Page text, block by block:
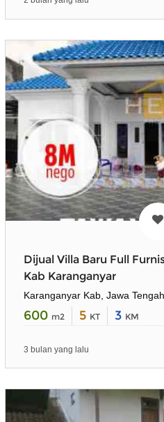
Dijual Villa Baru Full
Kab Karanganyar
Karanganyar Kab, Jawa Tengah
600 m2 5 KT 3 KM
3 bulan yang lalu